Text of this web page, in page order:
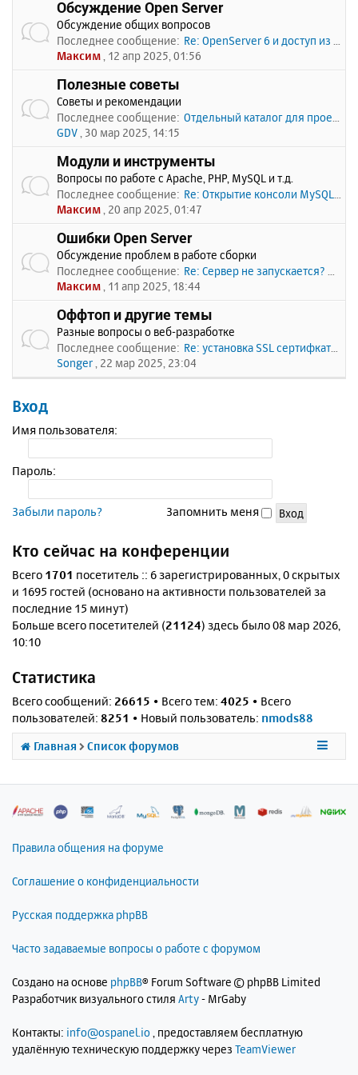
Обсуждение Open Server
Обсуждение общих вопросов
Последнее сообщение: Re: OpenServer 6 и доступ из …
Максим , 12 апр 2025, 01:56
Полезные советы
Советы и рекомендации
Последнее сообщение: Отдельный каталог для проекто…
GDV , 30 мар 2025, 14:15
Модули и инструменты
Вопросы по работе с Apache, PHP, MySQL и т.д.
Последнее сообщение: Re: Открытие консоли MySQL по…
Максим , 20 апр 2025, 01:47
Ошибки Open Server
Обсуждение проблем в работе сборки
Последнее сообщение: Re: Сервер не запускается? Пи…
Максим , 11 апр 2025, 18:44
Оффтоп и другие темы
Разные вопросы о веб-разработке
Последнее сообщение: Re: установка SSL сертифката
Songer , 22 мар 2025, 23:04
Вход
Имя пользователя:
Пароль:
Забыли пароль? Запомнить меня
Кто сейчас на конференции
Всего 1701 посетитель :: 6 зарегистрированных, 0 скрытых
и 1695 гостей (основано на активности пользователей за
последние 15 минут)
Больше всего посетителей (21124) здесь было 08 мар 2026,
10:10
Статистика
Всего сообщений: 26615 • Всего тем: 4025 • Всего
пользователей: 8251 • Новый пользователь: nmods88
Главная Список форумов
Правила общения на форуме
Соглашение о конфиденциальности
Русская поддержка phpBB
Часто задаваемые вопросы о работе с форумом
Создано на основе phpBB® Forum Software © phpBB Limited
Разработчик визуального стиля Arty- MrGaby
Контакты: info@ospanel.io , предоставляем бесплатную
удалённую техническую поддержку через TeamViewer